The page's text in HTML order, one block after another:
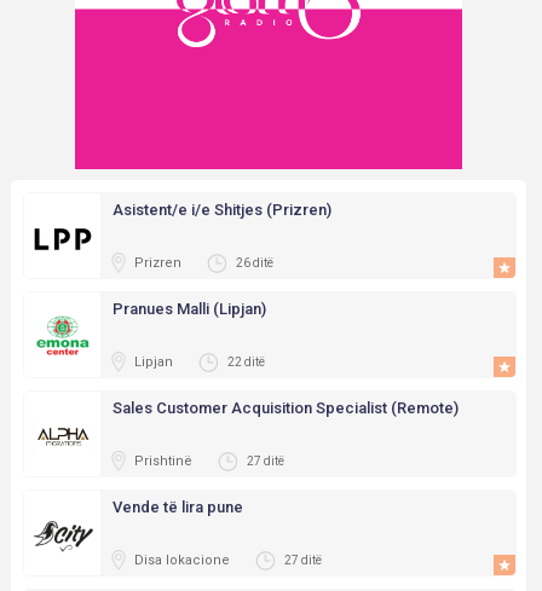
Asistent/e i/e Shitjes (Prizren)
Prizren 26 ditë
Pranues Malli (Lipjan)
Lipjan 22 ditë
Sales Customer Acquisition Specialist (Remote)
Prishtinë 27 ditë
Vende të lira pune
Disa lokacione 27 ditë